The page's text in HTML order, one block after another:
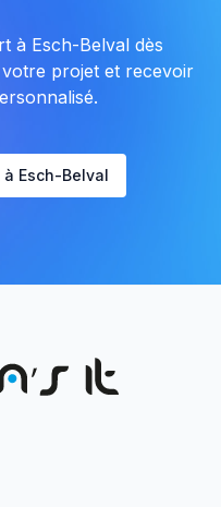
à Esch-Belval dès
projet et recevoir
Esch-Belval